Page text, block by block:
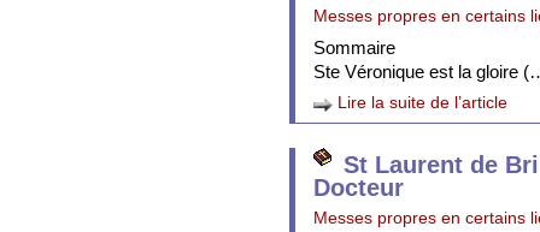
Messes propres en certains
Sommaire
Ste Véronique est la gloire
Lire la suite de l’article
St Laurent de
Docteur
Messes propres en certains